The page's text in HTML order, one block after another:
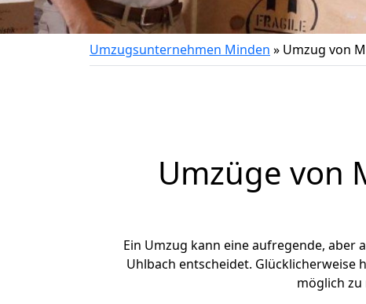
Umzugsunternehmen Minden » Umzug von
Umzüge von
Ein Umzug kann eine aufregende, aber
Uhlbach entscheidet. Glücklicherweise
möglich zu